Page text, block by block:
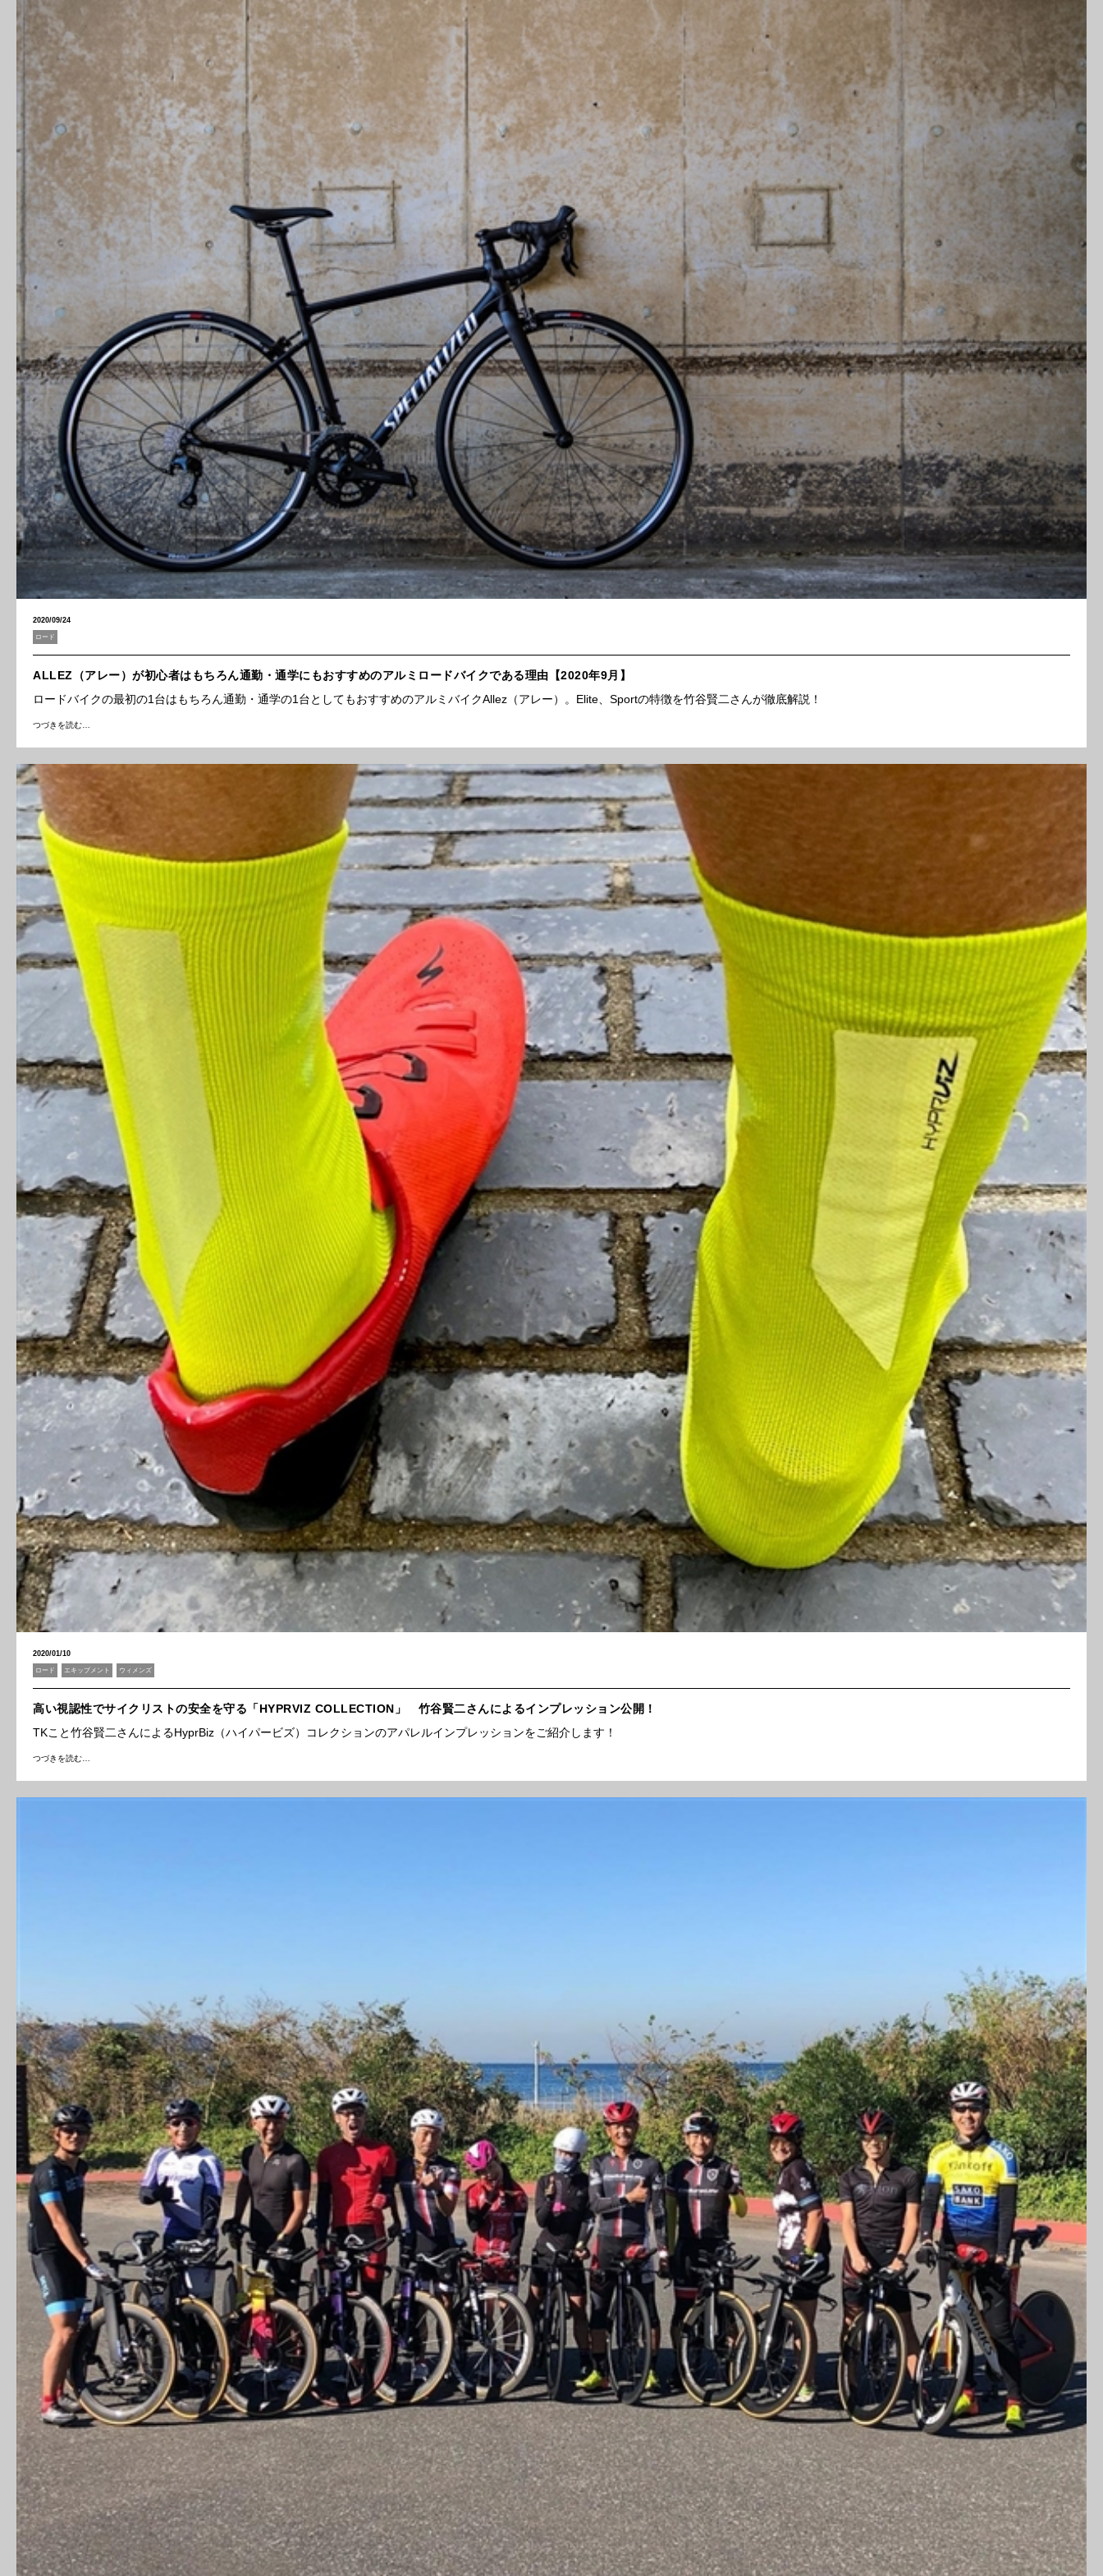
2020/09/24
ロード
ALLEZ（アレー）が初心者はもちろん通勤・通学にもおすすめのアルミロードバイクである理由【2020年9月】
ロードバイクの最初の1台はもちろん通勤・通学の1台としてもおすすめのアルミバイクAllez（アレー）。Elite、Sportの特徴を竹谷賢二さんが徹底解説！
つづきを読む…
2020/01/10
ロード エキップメント ウィメンズ
高い視認性でサイクリストの安全を守る「HYPRVIZ COLLECTION」 竹谷賢二さんによるインプレッション公開！
TKこと竹谷賢二さんによるHyprBiz（ハイパービズ）コレクションのアパレルインプレッションをご紹介します！
つづきを読む…